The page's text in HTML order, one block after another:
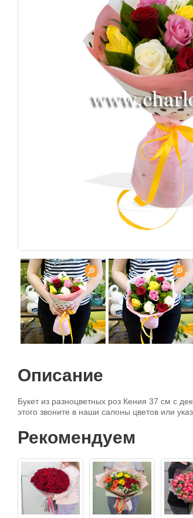
Описание
Букет из разноцветных роз Кения 37 см с
этого звоните в наши салоны цветов или
Рекомендуем